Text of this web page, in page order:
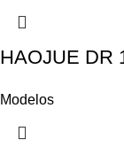
HAOJUE DR
Modelos